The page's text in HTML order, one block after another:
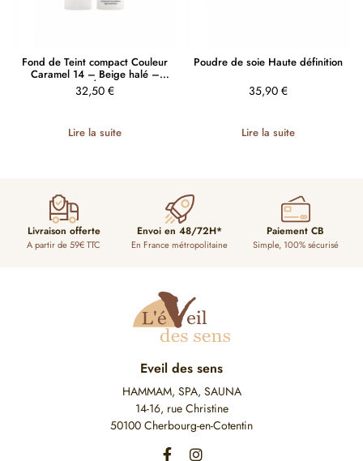
Fond de Teint compact Couleur
Caramel 14 – Beige halé –
HAUTE DÉFINITION
32,50 €
Lire la suite
Poudre de soie Haute définition
35,90 €
Lire la suite
Livraison offerte
A partir de 59€ TTC
Envoi en 48/72H*
En France métropolitaine
Paiement CB
Simple, 100% sécurisé
Eveil des sens
HAMMAM, SPA, SAUNA
14-16, rue Christine
50100 Cherbourg-en-Cotentin